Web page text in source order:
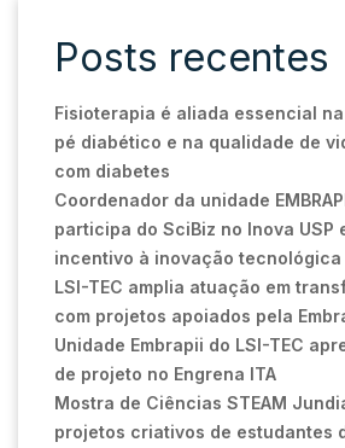
Posts recentes
Fisioterapia é aliada essencial
pé diabético e na qualidade de
com diabetes
Coordenador da unidade
participa do SciBiz no Inova USP
incentivo à inovação tecnológica
LSI-TEC amplia atuação em
com projetos apoiados pela
Unidade Embrapii do LSI-TEC
de projeto no Engrena ITA
Mostra de Ciências STEAM
projetos criativos de estudantes